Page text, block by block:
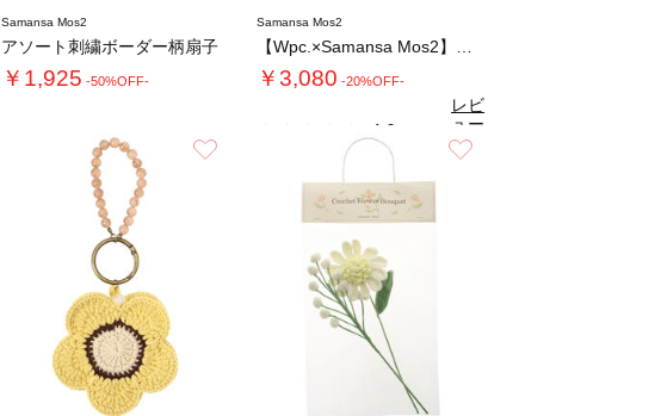
Samansa Mos2
アソート刺繍ボーダー柄扇子
￥1,925 -50%OFF-
Samansa Mos2
￥3,080 -20%OFF-
4.0
レビ
ュー
を見
る